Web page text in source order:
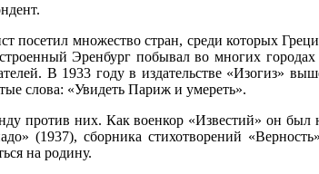
посетил множество стран, среди которых
Эренбург побывал во многих
В 1933 году в издательстве
слова: «Увидеть Париж и умереть».
против них. Как военкор «Известий» он
(1937), сборника стихотворений
на родину.